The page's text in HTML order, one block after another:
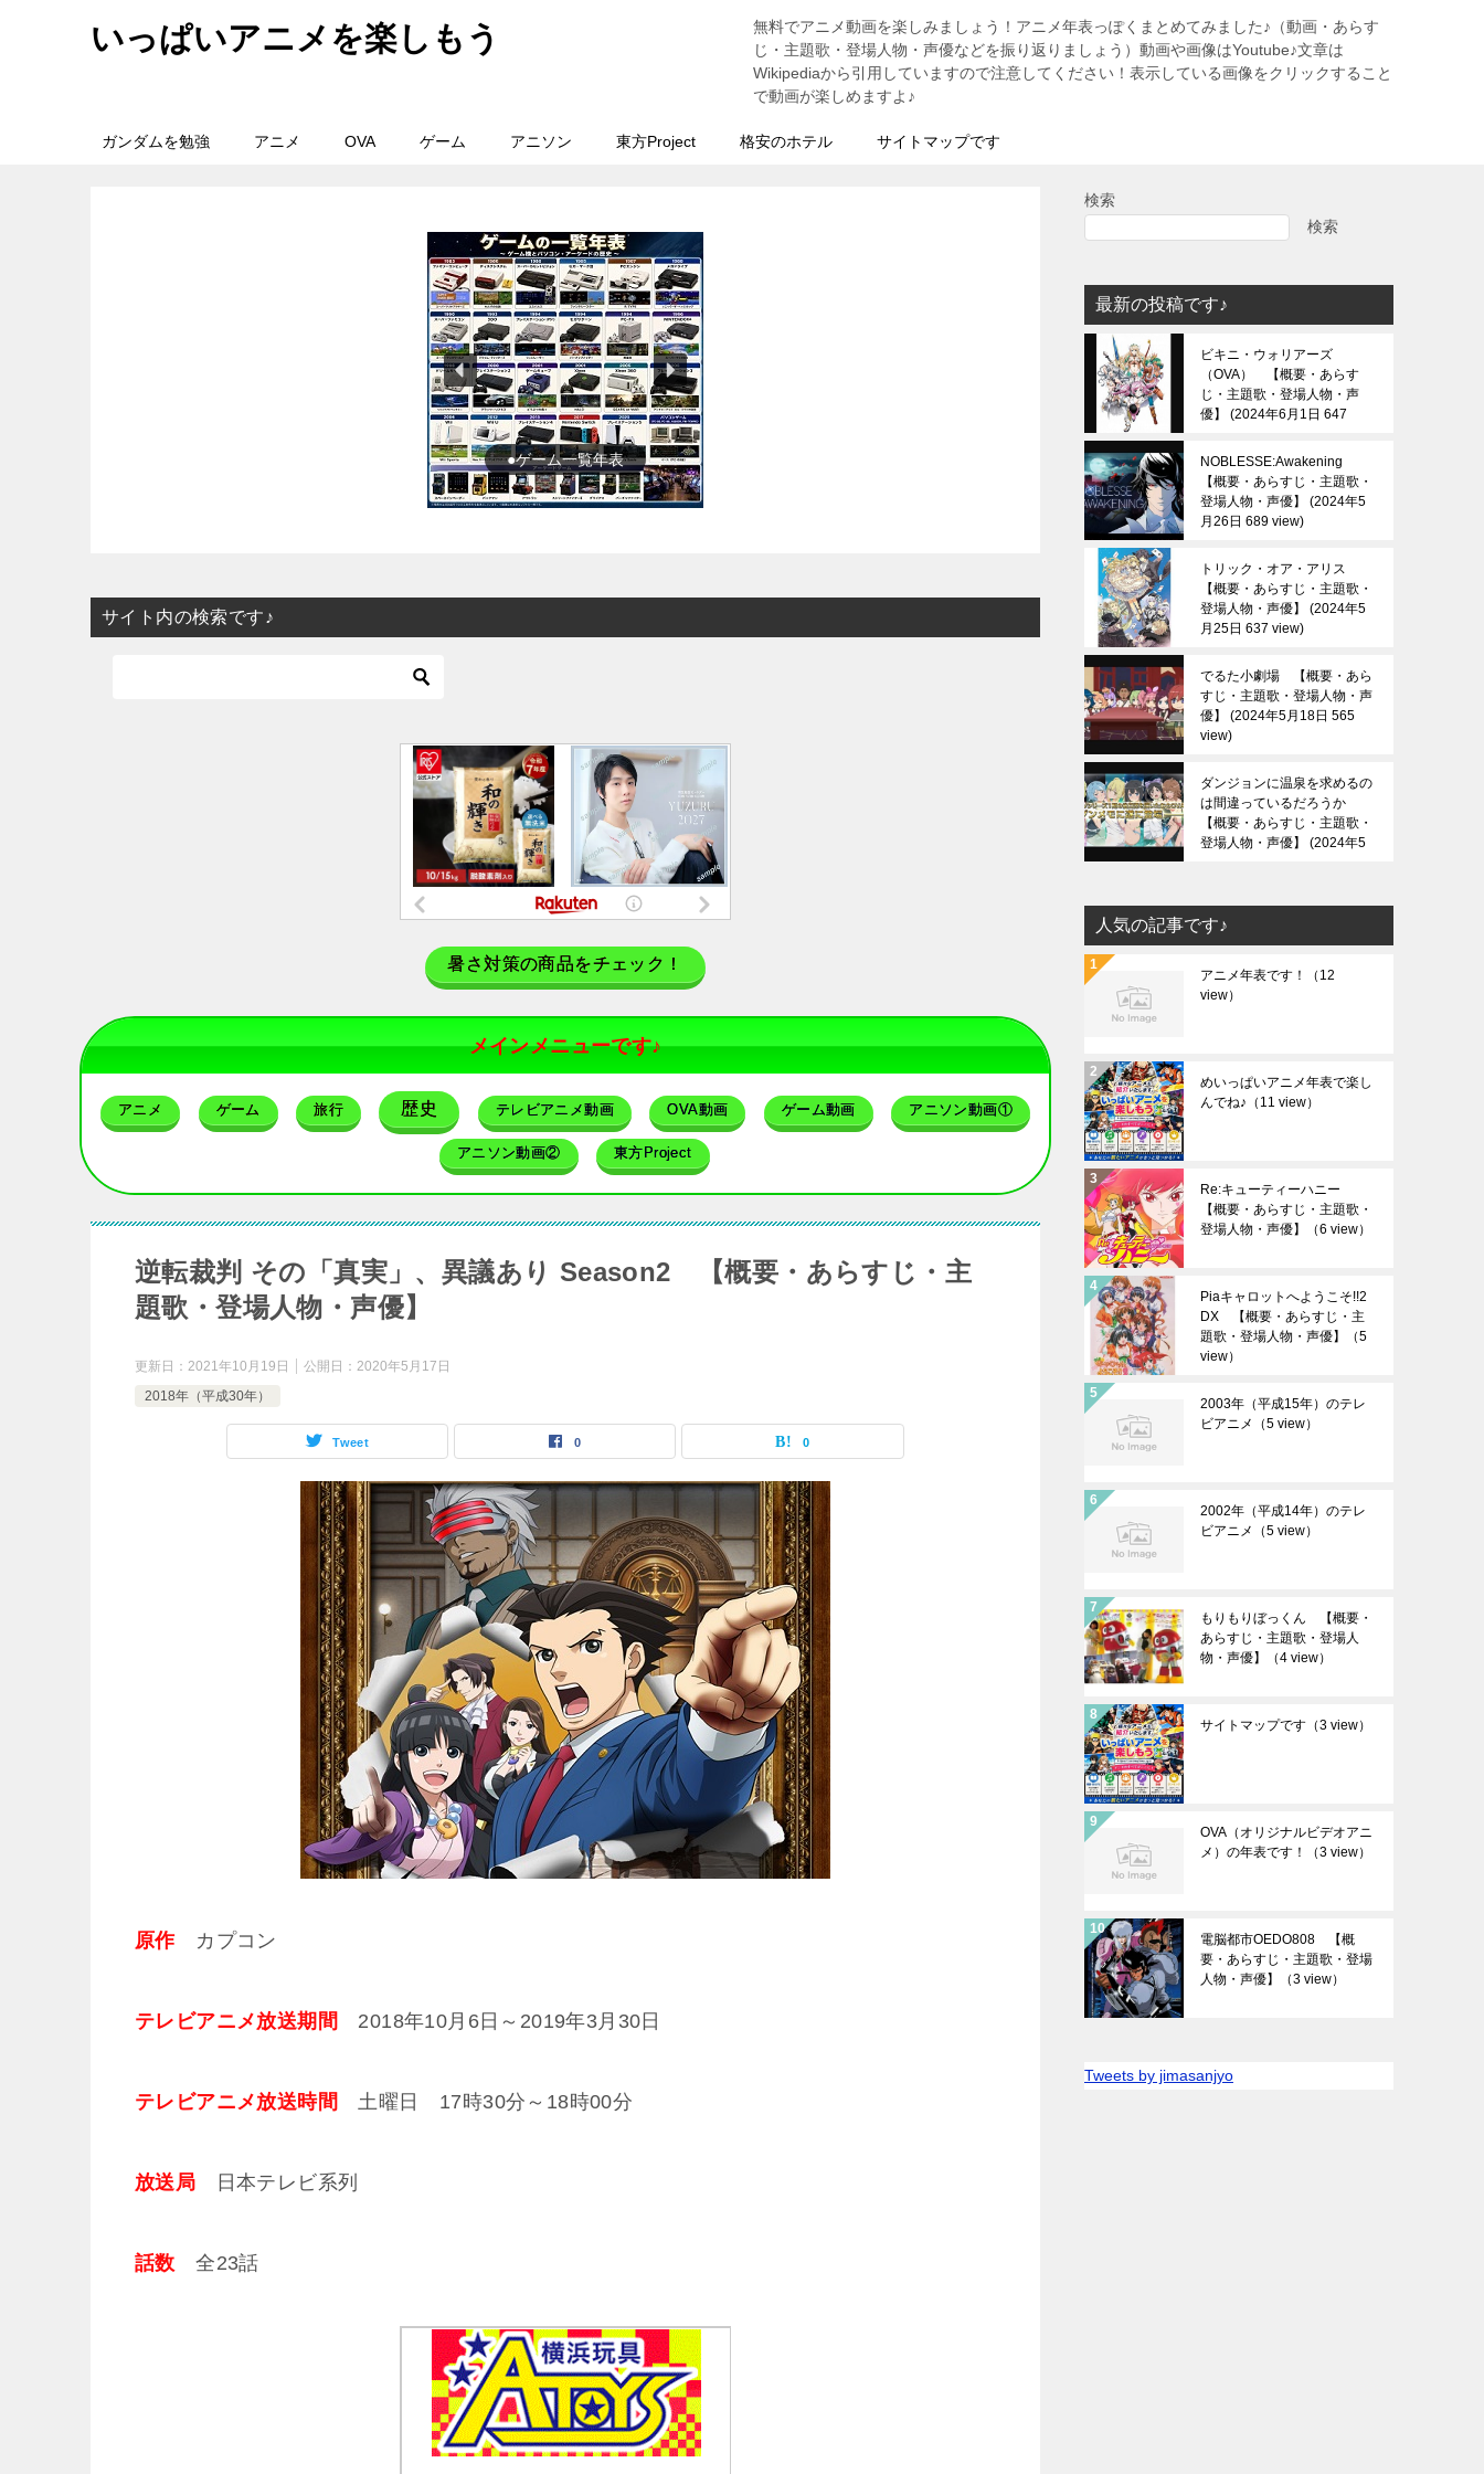
いっぱいアニメを楽しもう
無料でアニメ動画を楽しみましょう！アニメ年表っぽくまとめてみました♪（動画・あらす
じ・主題歌・登場人物・声優などを振り返りましょう）動画や画像はYoutube♪文章は
Wikipediaから引用していますので注意してください！表示している画像をクリックすること
で動画が楽しめますよ♪
ガンダムを勉強 アニメ OVA ゲーム アニソン 東方Project 格安のホテル サイトマップです
●東方Projectの紹介
サイト内の検索です♪
暑さ対策の商品をチェック！
メインメニューです♪
アニメ ゲーム 旅行 歴史 テレビアニメ動画 OVA動画 ゲーム動画 アニソン動画①
アニソン動画② 東方Project
逆転裁判 その「真実」、異議あり Season2 【概要・あらすじ・主
題歌・登場人物・声優】
更新日： 2021年10月19日 公開日： 2020年5月17日
2018年（平成30年）
Tweet 0 0
原作カプコン
テレビアニメ放送期間 2018年10月6日～2019年3月30日
テレビアニメ放送時間 土曜日 17時30分～18時00分
放送局 日本テレビ系列
話数 全23話
検索
検索
最新の投稿です♪
ビキニ・ウォリアーズ
（OVA） 【概要・あらす
じ・主題歌・登場人物・声
優】
2024年6月1日 647
NOBLESSE:Awakening
【概要・あらすじ・主題歌・
登場人物・声優】
2024年5
月26日 689 view
トリック・オア・アリス
【概要・あらすじ・主題歌・
登場人物・声優】
2024年5
月25日 637 view
でるた小劇場 【概要・あら
すじ・主題歌・登場人物・声
優】
2024年5月18日 565
view
ダンジョンに温泉を求めるの
は間違っているだろうか
【概要・あらすじ・主題歌・
登場人物・声優】
2024年5
人気の記事です♪
アニメ年表です！
（12
view）
めいっぱいアニメ年表で楽し
んでね♪ （11 view）
Re:キューティーハニー
【概要・あらすじ・主題歌・
登場人物・声優】
（6 view）
Piaキャロットへようこそ!!2
DX 【概要・あらすじ・主
題歌・登場人物・声優】
（5
view）
2003年（平成15年）のテレ
ビアニメ
（5 view）
2002年（平成14年）のテレ
ビアニメ
（5 view）
もりもりぼっくん 【概要・
あらすじ・主題歌・登場人
物・声優】
（4 view）
サイトマップです （3 view）
OVA（オリジナルビデオアニ
メ）の年表です！
（3 view）
電脳都市OEDO808 【概
要・あらすじ・主題歌・登場
人物・声優】
（3 view）
Tweets by jimasanjyo